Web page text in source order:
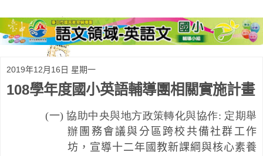
2019年12月16日 星期一
108學年度國小英語輔導團相關實施計畫
(一)協助中央與地方政策轉化與協作: 定期舉
辦 團務會議與分區跨校共備社群工作
坊，宣導十二年國教新課綱與核心素養